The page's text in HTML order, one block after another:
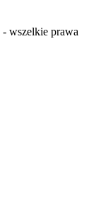
wszelkie prawa